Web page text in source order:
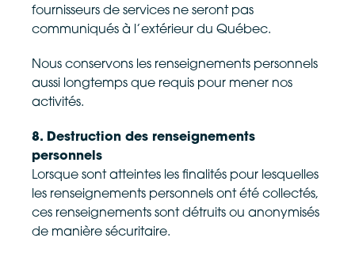
fournisseurs de services ne seront pas
communiqués à l’extérieur du Québec.
Nous conservons les renseignements personnels
aussi longtemps que requis pour mener nos
activités.
8. Destruction des renseignements
personnels
Lorsque sont atteintes les finalités pour lesquelles
les renseignements personnels ont été collectés,
ces renseignements sont détruits ou anonymisés
de manière sécuritaire.